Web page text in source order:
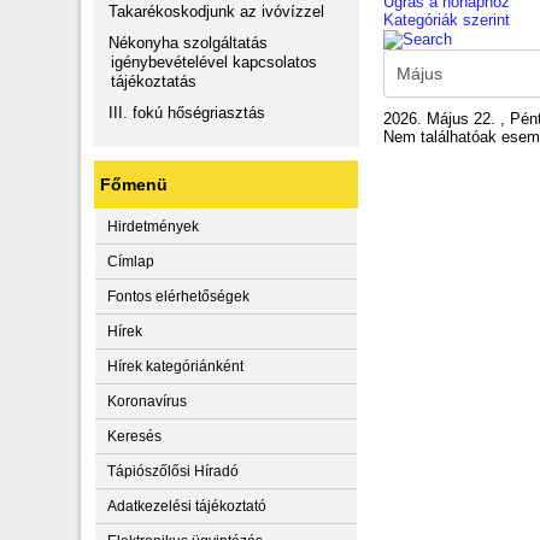
Takarékoskodjunk az ivóvízzel
Nékonyha szolgáltatás
igénybevételével kapcsolatos
tájékoztatás
III. fokú hőségriasztás
Főmenü
Hirdetmények
Címlap
Fontos elérhetőségek
Hírek
Hírek kategóriánként
Koronavírus
Keresés
Tápiószőlősi Híradó
Adatkezelési tájékoztató
Kategóriák szerint
2026. Május 22. ,
Nem találhatóak